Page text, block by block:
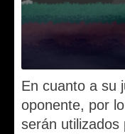
En cuanto a su
oponente, por
serán utilizados